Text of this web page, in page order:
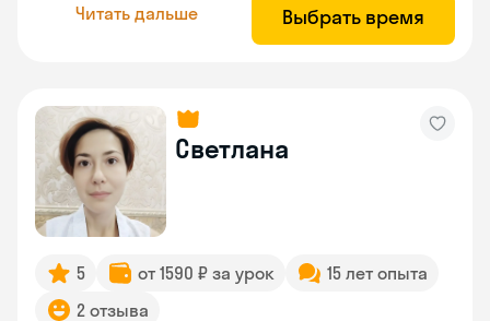
Читать дальше Выбрать время
Светлана
5 от 1590 ₽ за урок
15 лет опыта
2 отзыва